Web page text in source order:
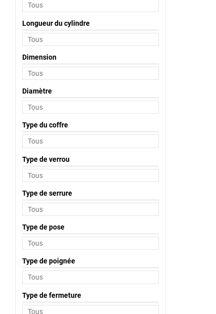
Longueur du cylindre
Dimension
Diamètre
Type du coffre
Type de verrou
Type de serrure
Type de pose
Type de poignée
Type de fermeture